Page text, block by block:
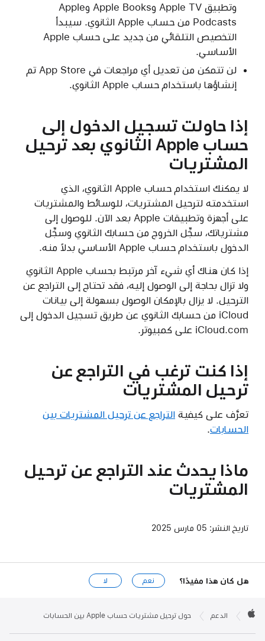
وتطبيق Apple TV وApple Books وApple
Podcasts من حساب Apple الثانوي. سيبدأ
التخصيص التلقائي من جديد على حساب Apple
الأساسي.
لن تتمكن من تعديل أي مراجعات في App Store تم
إنشاؤها باستخدام حساب Apple الثانوي.
إذا حاولت تسجيل الدخول إلى
حساب Apple الثانوي بعد ترحيل
المشتريات
لا يمكنك استخدام حساب Apple الثانوي، الذي
استخدمته لترحيل المشتريات، للوسائط والمشتريات
على أجهزة وتطبيقات Apple بعد الآن. للوصول إلى
مشترياتك، سجِّل الخروج من حسابك الثانوي وسجِّل
الدخول باستخدام حساب Apple الأساسي بدلاً منه.
إذا كان هناك أي شيء آخر مرتبط بحساب Apple الثانوي
ولا تزال بحاجة إلى الوصول إليه، فقد تحتاج إلى التراجع عن
الترحيل. لا يزال بالإمكان الوصول بسهولة إلى بيانات
iCloud من حسابك الثانوي عن طريق تسجيل الدخول إلى
iCloud.com على كمبيوتر.
إذا كنت ترغب في التراجع عن
ترحيل المشتريات
تعرَّف على كيفية التراجع عن ترحيل المشتريات بين
الحسابات.
ماذا يحدث عند التراجع عن ترحيل
المشتريات
تاريخ النشر: 05 مارس 2025
هل كان هذا مفيدًا؟ نعم لا
Footer
الدعم حول ترحيل مشتريات حساب Apple بين الحسابات